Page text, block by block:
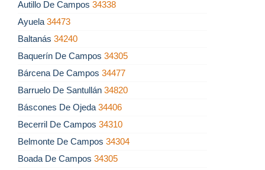
Autillo De Campos 34338
Ayuela 34473
Baltanás 34240
Baquerín De Campos 34305
Bárcena De Campos 34477
Barruelo De Santullán 34820
Báscones De Ojeda 34406
Becerril De Campos 34310
Belmonte De Campos 34304
Boada De Campos 34305